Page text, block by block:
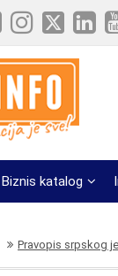
Biznis katalog
Pravopis srpskog